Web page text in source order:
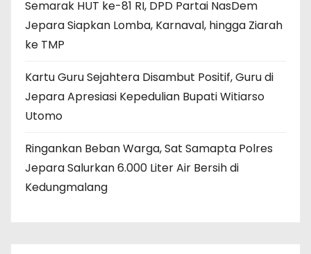
Semarak HUT ke-81 RI, DPD Partai NasDem
Jepara Siapkan Lomba, Karnaval, hingga Ziarah
ke TMP
Kartu Guru Sejahtera Disambut Positif, Guru di
Jepara Apresiasi Kepedulian Bupati Witiarso
Utomo
Ringankan Beban Warga, Sat Samapta Polres
Jepara Salurkan 6.000 Liter Air Bersih di
Kedungmalang